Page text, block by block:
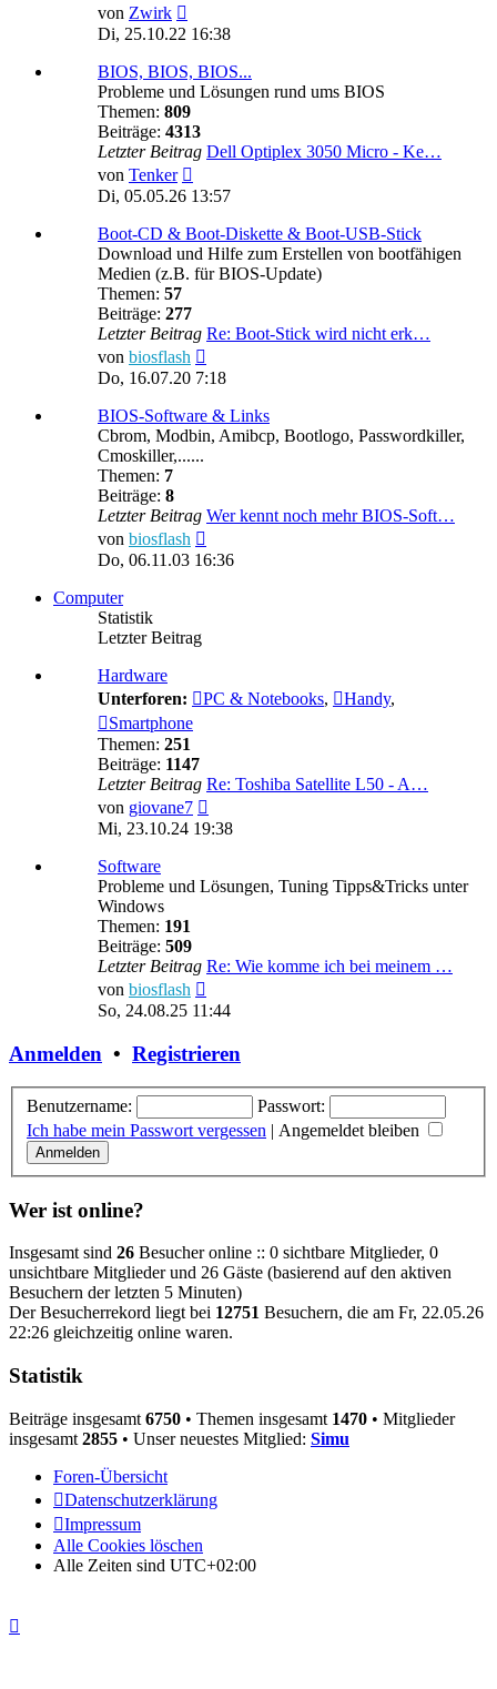
von Zwirk
Beitrag
Di, 25.10.22 16:38
BIOS, BIOS, BIOS...
Probleme und Lösungen rund ums BIOS
Themen: 809
Beiträge: 4313
Letzter Beitrag Dell Optiplex 3050 Micro - Ke…
von Tenker
Beitrag
Di, 05.05.26 13:57
Boot-CD & Boot-Diskette & Boot-USB-Stick
Download und Hilfe zum Erstellen von bootfähigen
Medien (z.B. für BIOS-Update)
Themen: 57
Beiträge: 277
Letzter Beitrag Re: Boot-Stick wird nicht erk…
von biosflash
Beitrag
Do, 16.07.20 7:18
BIOS-Software & Links
Cbrom, Modbin, Amibcp, Bootlogo, Passwordkiller,
Cmoskiller,......
Themen: 7
Beiträge: 8
Letzter Beitrag Wer kennt noch mehr BIOS-Soft…
von biosflash
Beitrag
Do, 06.11.03 16:36
Computer
Statistik
Letzter Beitrag
Hardware
Unterforen:
PC & Notebooks, Handy,
Smartphone
Themen: 251
Beiträge: 1147
Letzter Beitrag Re: Toshiba Satellite L50 - A…
von giovane7
Beitrag
Mi, 23.10.24 19:38
Software
Probleme und Lösungen, Tuning Tipps&Tricks unter
Windows
Themen: 191
Beiträge: 509
Letzter Beitrag Re: Wie komme ich bei meinem …
von biosflash
Beitrag
So, 24.08.25 11:44
Anmelden • Registrieren
Benutzername:
Passwort:
Ich habe mein Passwort vergessen | Angemeldet bleiben
Wer ist online?
Insgesamt sind 26 Besucher online :: 0 sichtbare Mitglieder, 0
unsichtbare Mitglieder und 26 Gäste (basierend auf den aktiven
Besuchern der letzten 5 Minuten)
Der Besucherrekord liegt bei 12751 Besuchern, die am Fr, 22.05.26
22:26 gleichzeitig online waren.
Statistik
Beiträge insgesamt 6750 • Themen insgesamt 1470 • Mitglieder
insgesamt 2855 • Unser neuestes Mitglied: Simu
Foren-Übersicht
Datenschutzerklärung
Impressum
Alle Cookies löschen
Alle Zeiten sind UTC+02:00